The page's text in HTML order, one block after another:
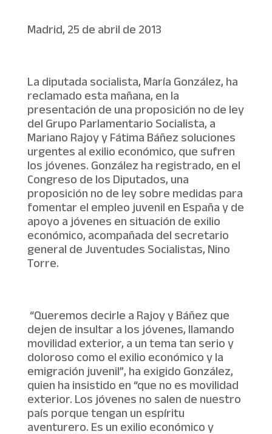
Madrid, 25 de abril de 2013
La diputada socialista, María González, ha
reclamado esta mañana, en la
presentación de una proposición no de ley
del Grupo Parlamentario Socialista, a
Mariano Rajoy y Fátima Báñez soluciones
urgentes al exilio económico, que sufren
los jóvenes. González ha registrado, en el
Congreso de los Diputados, una
proposición no de ley sobre medidas para
fomentar el empleo juvenil en España y de
apoyo a jóvenes en situación de exilio
económico, acompañada del secretario
general de Juventudes Socialistas, Nino
Torre.
“Queremos decirle a Rajoy y Báñez que
dejen de insultar a los jóvenes, llamando
movilidad exterior, a un tema tan serio y
doloroso como el exilio económico y la
emigración juvenil”, ha exigido González,
quien ha insistido en “que no es movilidad
exterior. Los jóvenes no salen de nuestro
país porque tengan un espíritu
aventurero. Es un exilio económico y